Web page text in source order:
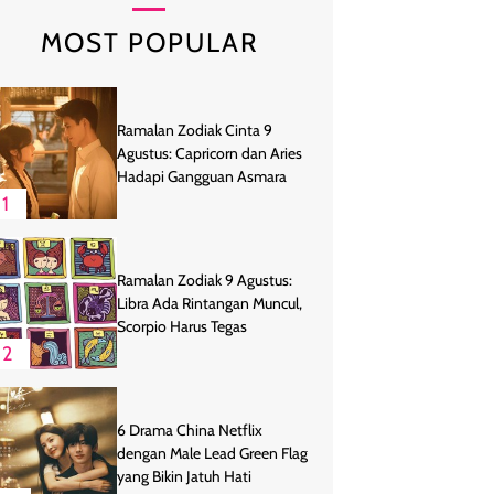
MOST POPULAR
1
Ramalan Zodiak Cinta 9
Agustus: Capricorn dan Aries
Hadapi Gangguan Asmara
2
Ramalan Zodiak 9 Agustus:
Libra Ada Rintangan Muncul,
Scorpio Harus Tegas
6 Drama China Netflix
dengan Male Lead Green Flag
yang Bikin Jatuh Hati